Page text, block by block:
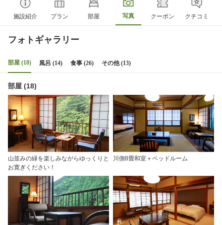
施設紹介 プラン 部屋 写真 クーポン クチコミ
フォトギャラリー
部屋 (18) 風呂 (14) 食事 (26) その他 (13)
部屋 (18)
山並みの緑を楽しみながらゆっくりと
お寛ぎください！
川側8畳和室＋ベッドルーム